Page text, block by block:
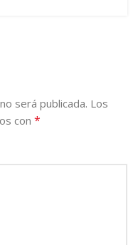
será publicada. Los
con *